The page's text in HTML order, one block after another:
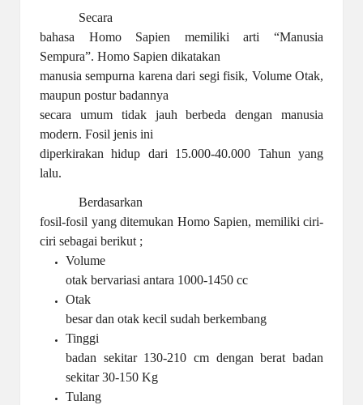
Secara
bahasa Homo Sapien memiliki arti “Manusia
Sempura”. Homo Sapien dikatakan
manusia sempurna karena dari segi fisik, Volume Otak,
maupun postur badannya
secara umum tidak jauh berbeda dengan manusia
modern. Fosil jenis ini
diperkirakan hidup dari 15.000-40.000 Tahun yang
lalu.
Berdasarkan
fosil-fosil yang ditemukan Homo Sapien, memiliki ciri-
ciri sebagai berikut ;
Volume
otak bervariasi antara 1000-1450 cc
Otak
besar dan otak kecil sudah berkembang
Tinggi
badan sekitar 130-210 cm dengan berat badan
sekitar 30-150 Kg
Tulang